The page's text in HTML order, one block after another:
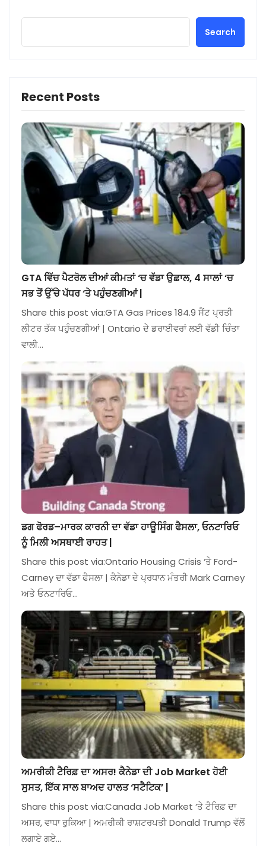
Search
Recent Posts
GTA ਵਿੱਚ ਪੈਟਰੋਲ ਦੀਆਂ ਕੀਮਤਾਂ ‘ਚ ਵੱਡਾ ਉਛਾਲ, 4 ਸਾਲਾਂ ‘ਚ
ਸਭ ਤੋਂ ਉੱਚੇ ਪੱਧਰ ‘ਤੇ ਪਹੁੰਚਣਗੀਆਂ |
Share this post via:GTA Gas Prices 184.9 ਸੈਂਟ ਪ੍ਰਤੀ
ਲੀਟਰ ਤੱਕ ਪਹੁੰਚਣਗੀਆਂ | Ontario ਦੇ ਡਰਾਈਵਰਾਂ ਲਈ ਵੱਡੀ ਚਿੰਤਾ
ਵਾਲੀ…
ਡਗ ਫੋਰਡ–ਮਾਰਕ ਕਾਰਨੀ ਦਾ ਵੱਡਾ ਹਾਊਸਿੰਗ ਫੈਸਲਾ, ਓਨਟਾਰਿਓ
ਨੂੰ ਮਿਲੀ ਅਸਥਾਈ ਰਾਹਤ |
Share this post via:Ontario Housing Crisis ‘ਤੇ Ford-
Carney ਦਾ ਵੱਡਾ ਫੈਸਲਾ | ਕੈਨੇਡਾ ਦੇ ਪ੍ਰਧਾਨ ਮੰਤਰੀ Mark Carney
ਅਤੇ ਓਨਟਾਰਿਓ…
ਅਮਰੀਕੀ ਟੈਰਿਫ਼ ਦਾ ਅਸਰ! ਕੈਨੇਡਾ ਦੀ Job Market ਹੋਈ
ਸੁਸਤ, ਇੱਕ ਸਾਲ ਬਾਅਦ ਹਾਲਤ ‘ਸਟੈਟਿਕ’ |
Share this post via:Canada Job Market ‘ਤੇ ਟੈਰਿਫ਼ ਦਾ
ਅਸਰ, ਵਾਧਾ ਰੁਕਿਆ | ਅਮਰੀਕੀ ਰਾਸ਼ਟਰਪਤੀ Donald Trump ਵੱਲੋਂ
ਲਗਾਏ ਗਏ…